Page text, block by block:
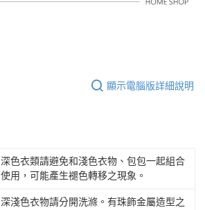
顯示電腦版詳細說明
深色衣類請避免和淺色衣物、包包一起組合
使用，可能產生褪色轉移之現象。
深淺色衣物請分開洗滌。有珠飾金屬造型之